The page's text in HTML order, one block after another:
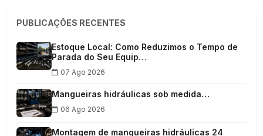
PUBLICAÇÕES RECENTES
Estoque Local: Como Reduzimos o Tempo de
Parada do Seu Equip…
07 Ago 2026
Mangueiras hidráulicas sob medida…
06 Ago 2026
Montagem de mangueiras hidráulicas 24